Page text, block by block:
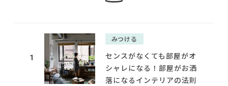
1
みつける
センスがなくても部屋がオ
シャレになる！部屋がお洒
落になるインテリアの法則